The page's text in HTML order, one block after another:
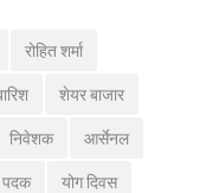
रोहित शर्मा
शेयर बाजार
निवेशक आर्सेनल
पदक योग दिवस